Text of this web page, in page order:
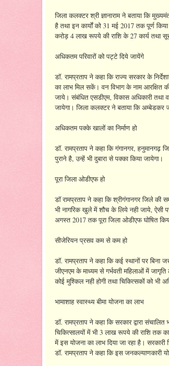
जिला कलक्टर श्री ज्ञानाराम ने बताया कि
है तथा इन कार्यों को 31 मई 2017 तक पूर्ण
करोड़ 4 लाख रूपये की राशि के 27 कार्य तथा
अधिकतम परिवारों को पट्टे दिये जायेंगे
डॉ. रामप्रताप ने कहा कि राज्य सरकार के
का लाभ मिल सकें। वन विभाग के नाम आरक्षित
जाये। संबंधित एसडीएम, विकास अधिकारी
जायेगा। जिला कलक्टर ने बताया कि अम्बेडकर
अधिकतम पक्के खालों का निर्माण हो
डॉ. रामप्रताप ने कहा कि गंगानगर, हनुमानगढ़
पुराने है, उन्हें भी दुबारा से पक्का किया जायेगा।
पूरा जिला ओडीएफ हो
डॉ रामप्रताप ने कहा कि श्रीगंगानगर जिले
भी नागरिक खुले में शौच के लिये नही जाये, ऐसी
अगस्त 2017 तक पूरा जिला ओडीएफ घोषित
सीजेरियन प्रसव कम से कम हो
डॉ. रामप्रताप ने कहा कि कई स्थानों पर
जीएनएम के माध्यम से गर्भवती महिलाओं में
कोई मुश्किल नही होगी तथा चिकित्सकों को भी
भामाशाह स्वास्थ्य बीमा योजना का लाभ
डॉ. रामप्रताप ने कहा कि सरकार द्वारा
चिकित्सालयों में भी 3 लाख रूपये की राशि तक
में इस योजना का लाभ दिया जा रहा है।
डॉ. रामप्रताप ने कहा कि इस जनकल्याणकारी